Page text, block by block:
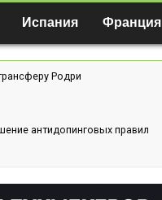
Испания Франция
Родри
антидопинговых правил